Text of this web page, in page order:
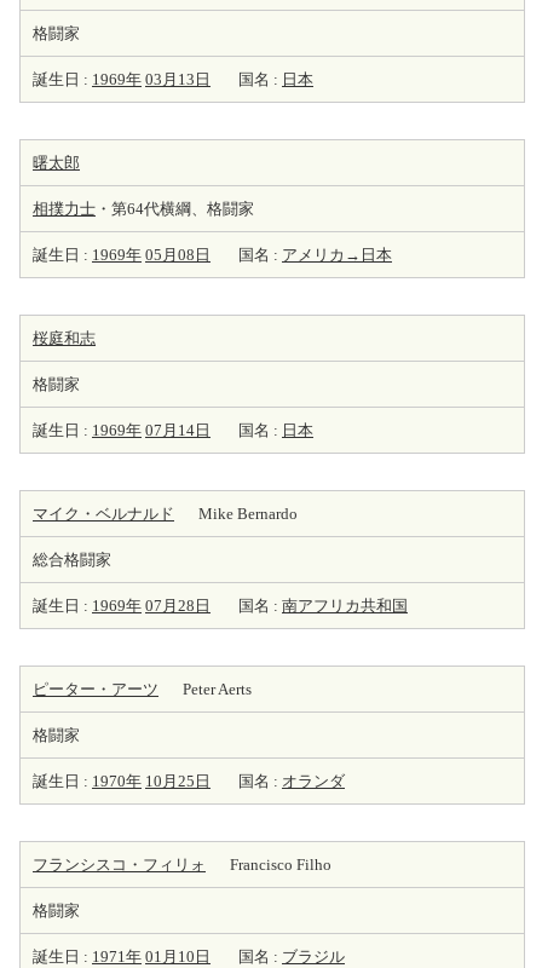
格闘家
誕生日 : 1969年 03月13日 国名 : 日本
曙太郎
相撲力士 ・第64代横綱、格闘家
誕生日 : 1969年 05月08日 国名 : アメリカ→日本
桜庭和志
格闘家
誕生日 : 1969年 07月14日 国名 : 日本
マイク・ベルナルド Mike Bernardo
総合格闘家
誕生日 : 1969年 07月28日 国名 : 南アフリカ共和国
ピーター・アーツ Peter Aerts
格闘家
誕生日 : 1970年 10月25日 国名 : オランダ
フランシスコ・フィリォ Francisco Filho
格闘家
誕生日 : 1971年 01月10日 国名 : ブラジル